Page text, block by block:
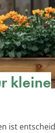
kleine
ist